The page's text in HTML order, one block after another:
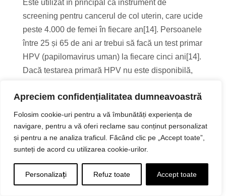
Apreciem confidențialitatea dumneavoastră
Folosim cookie-uri pentru a vă îmbunătăți experiența de
navigare, pentru a vă oferi reclame sau conținut personalizat
și pentru a ne analiza traficul. Făcând clic pe „Accept toate”,
sunteți de acord cu utilizarea cookie-urilor.
Personalizați Refuz toate Accept toate
Este utilizat în principal ca instrument de
screening pentru cancerul de col uterin, care ucide
peste 4.000 de femei în fiecare an[14]. Persoanele
între 25 și 65 de ani ar trebui să facă un test primar
HPV (papilomavirus uman) la fiecare cinci ani[14].
Dacă testarea primară HPV nu este disponibilă,
combină un test HPV cu un test Papanicolau la
fiecare cinci ani, fie un test Papanicolau singur la
fiecare trei ani[14].
Persoanele între 21 și 29 de ani ar trebui să
determine istoricul familial și riscul asociat de
cancer de colon și cancer de sân[14]. Dacă nu